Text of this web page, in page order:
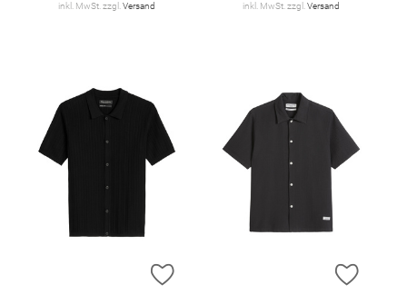
inkl. MwSt. zzgl.Versand inkl. MwSt. zzgl.Versand
ZUR WUNSCHLISTE HINZUFÜGEN
ZUR